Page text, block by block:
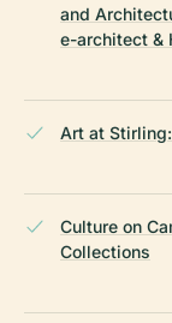
and
e-architect &
Art at
Culture on
Collections